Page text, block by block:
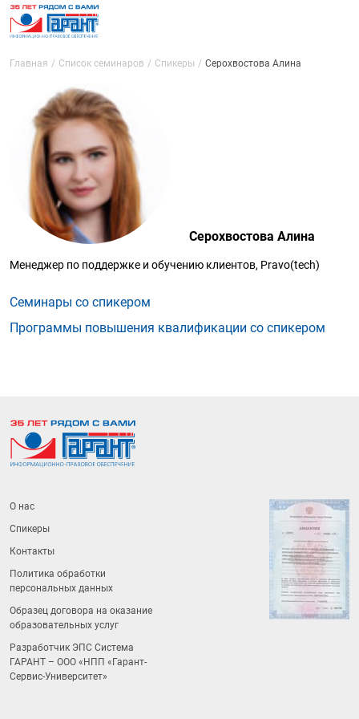
Главная Список семинаров Спикеры Серохвостова Алина
Серохвостова Алина
Менеджер по поддержке и обучению клиентов, Pravo(tech)
Семинары со спикером
Программы повышения квалификации со спикером
О нас
Спикеры
Контакты
Политика обработки
персональных данных
Образец договора на оказание
образовательных услуг
Разработчик ЭПС Система
ГАРАНТ – ООО «НПП « Гарант-
Сервис-Университет»